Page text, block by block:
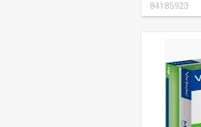
84185923